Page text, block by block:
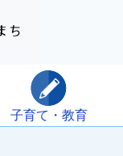
子育て・教育